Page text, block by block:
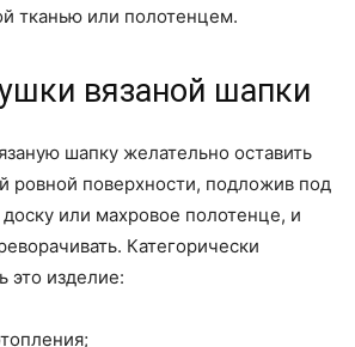
тканью или полотенцем.
вязаной шапки
шапку желательно оставить
ровной поверхности, подложив под
или махровое полотенце, и
Категорически
это изделие: